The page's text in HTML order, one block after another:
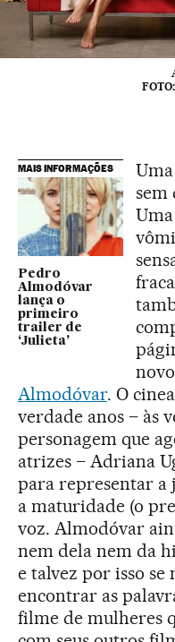
MAIS INFORMAÇÕES
Pedro
Almodóvar
lança o
primeiro
trailer de
‘Julieta’
sem
Almodóvar. O
verdade anos – às
personagem que
atrizes – Adriana
para representar a
a maturidade (o
voz. Almodóvar
nem dela nem da
e talvez por isso se
encontrar as
filme de mulheres